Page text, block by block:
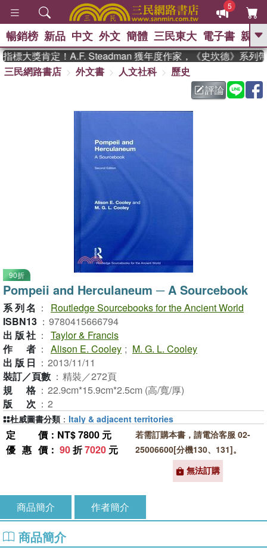
5
GO
熱搜： 東野圭吾 、
父親節 、 如果歷
暑期推薦 、 國際布克
獎 臺灣漫遊錄 、 方念華
暢銷榜 新品 中文 外文 簡體 三民東大 電子書 親子
標大獎肯定！A.F. Steadman 獲年度作家，《史坎德》系列帶
三民網路書店
外文書 人文社科
歷史
評論
90折
Pompeii and Herculaneum ─ A Sourcebook
系列名 ：
Routledge Sourcebooks for the Ancient World
ISBN13 ： 9780415666794
出版社 ： Taylor & Francis
作者 ： Alison E. Cooley ; M. G. L. Cooley
出版日 ： 2013/11/11
裝訂／頁數 ： 精裝／272頁
規格 ： 22.9cm*15.9cm*2.5cm (高/寬/厚)
版次 ： 2
定價 ：NT$ 7800 元
優惠價 ： 90折7020 元
若需訂購本書，請電洽客服 02-
25006600[分機130、131]。
無法訂購
杜威圖書分類 ： Italy & adjacent territories
商品簡介 作者簡介
商品簡介